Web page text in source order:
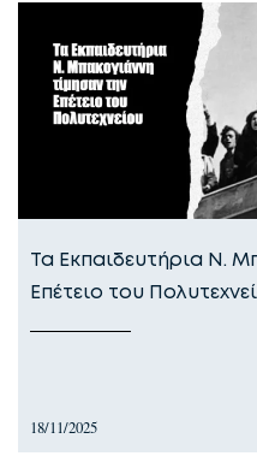
Τα Εκπαιδευτήρια Ν.
Επέτειο του
18/11/2025